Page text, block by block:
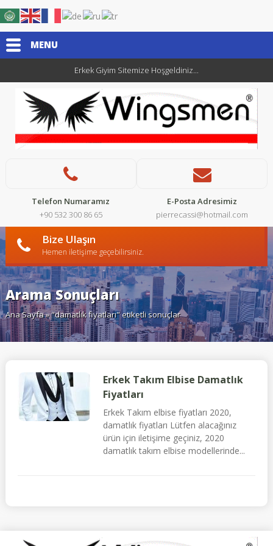
MENU
Erkek Giyim Sitemize Hoşgeldiniz...
Telefon Numaramız
+90 532 300 86 65
E-Posta Adresimiz
pierrecassi@hotmail.com
Bize Ulaşın
Hemen iletişime geçebilirsiniz.
Arama Sonuçları
Ana Sayfa» "damatlık fiyatları" etiketli sonuçlar
Erkek Takım Elbise Damatlık
Fiyatları
Erkek Takım elbise fiyatları 2020,
damatlık fiyatları Lütfen alacağınız
ürün için iletişime geçiniz, 2020
damatlık takım elbise modellerinde...